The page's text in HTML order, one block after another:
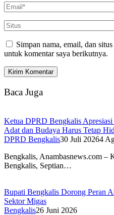
Simpan nama, email, dan
untuk komentar saya berikutnya.
Baca Juga
Ketua DPRD Bengkalis
Adat dan Budaya Harus Tetap
DPRD Bengkalis30 Juli 20264
Bengkalis, Anambasnews.com –
Bengkalis, Septian…
Bupati Bengkalis Dorong Peran
Sektor Migas
Bengkalis26 Juni 2026